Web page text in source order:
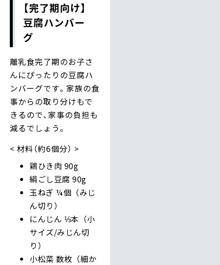
【完了期向け】
豆腐ハンバー
グ
離乳食完了期のお子さ
んにぴったりの豆腐ハ
ンバーグです。家族の食
事からの取り分けもで
きるので、家事の負担も
減るでしょう。
材料（約6個分）
鶏ひき肉 90g
絹ごし豆腐 90g
玉ねぎ ¼個（みじ
ん切り）
にんじん ⅓本（小
サイズ/みじん切
り）
小松菜 数枚（細か